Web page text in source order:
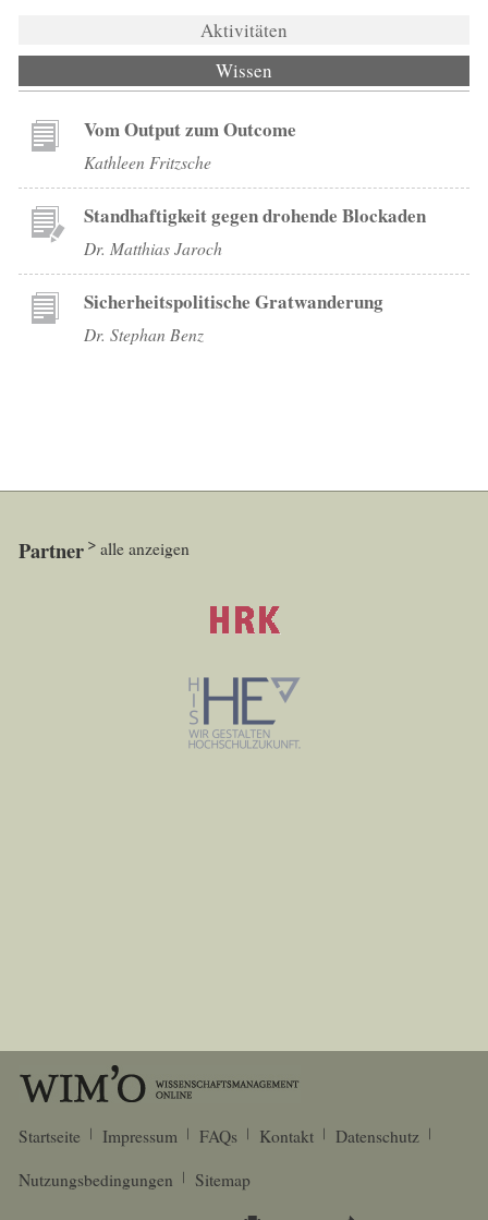
Aktivitäten
Wissen
Vom Output zum Outcome
Kathleen Fritzsche
Standhaftigkeit gegen drohende Blockaden
Dr. Matthias Jaroch
Sicherheitspolitische Gratwanderung
Dr. Stephan Benz
Partner alle anzeigen
Startseite Impressum FAQs Kontakt
Datenschutz
Nutzungsbedingungen
Sitemap